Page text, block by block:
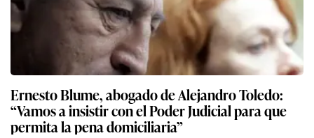
Ernesto Blume, abogado de Alejandro Toledo:
“Vamos a insistir con el Poder Judicial para que
permita la pena domiciliaria”